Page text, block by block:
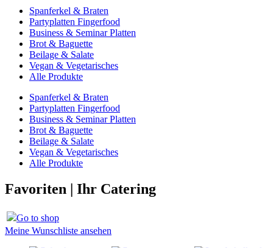
Spanferkel & Braten
Partyplatten Fingerfood
Business & Seminar Platten
Brot & Baguette
Beilage & Salate
Vegan & Vegetarisches
Alle Produkte
Spanferkel & Braten
Partyplatten Fingerfood
Business & Seminar Platten
Brot & Baguette
Beilage & Salate
Vegan & Vegetarisches
Alle Produkte
Favoriten | Ihr Catering
Go to shop
Meine Wunschliste ansehen